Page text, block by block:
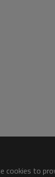
cookies to